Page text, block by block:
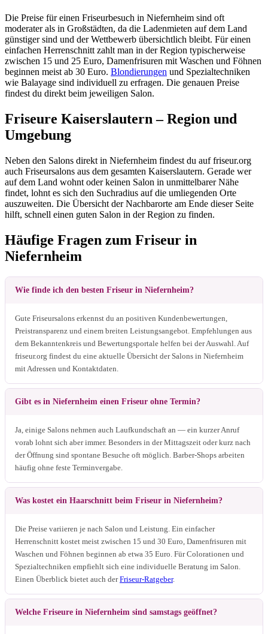
Die Preise für einen Friseurbesuch in Niefernheim sind oft
moderater als in Großstädten, da die Ladenmieten auf dem Land
günstiger sind und der Wettbewerb übersichtlich bleibt. Für einen
einfachen Herrenschnitt zahlt man in der Region typischerweise
zwischen 15 und 25 Euro, Damenfrisuren mit Waschen und Föhnen
beginnen meist ab 30 Euro. Blondierungen und Spezialtechniken
wie Balayage sind individuell zu erfragen. Die genauen Preise
findest du direkt beim jeweiligen Salon.
Friseure Kaiserslautern – Region und
Umgebung
Neben den Salons direkt in Niefernheim findest du auf friseur.org
auch Friseursalons aus dem gesamten Kaiserslautern. Gerade wer
auf dem Land wohnt oder keinen Salon in unmittelbarer Nähe
findet, lohnt es sich den Suchradius auf die umliegenden Orte
auszuweiten. Die Übersicht der Nachbarorte am Ende dieser Seite
hilft, schnell einen guten Salon in der Region zu finden.
Häufige Fragen zum Friseur in
Niefernheim
Wie finde ich den besten Friseur in Niefernheim?
Gute Friseursalons erkennst du an positiven Kundenbewertungen,
Preistransparenz und einem breiten Leistungsangebot. Empfehlungen aus
dem Bekanntenkreis und Bewertungsportale helfen bei der Auswahl. Auf
friseur.org findest du eine aktuelle Übersicht der Salons in Niefernheim
mit Adressen und Kontaktdaten.
Gibt es in Niefernheim einen Friseur ohne Termin?
Ja, einige Salons nehmen auch Laufkundschaft an — ein kurzer Anruf
vorab lohnt sich aber immer. Besonders in der Mittagszeit oder kurz nach
der Öffnung sind spontane Besuche oft möglich. Barber-Shops arbeiten
häufig ohne feste Terminvergabe.
Was kostet ein Haarschnitt beim Friseur in Niefernheim?
Die Preise variieren je nach Salon und Leistung. Ein einfacher
Herrenschnitt kostet meist zwischen 15 und 30 Euro, Damenfrisuren mit
Waschen und Föhnen beginnen ab etwa 35 Euro. Für Colorationen und
Spezialtechniken empfiehlt sich eine individuelle Beratung im Salon.
Einen Überblick bietet auch derFriseur-Ratgeber.
Welche Friseure in Niefernheim sind samstags geöffnet?